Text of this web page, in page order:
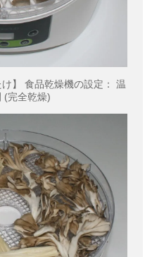
け】 食品乾燥機の設定： 温
(完全乾燥)